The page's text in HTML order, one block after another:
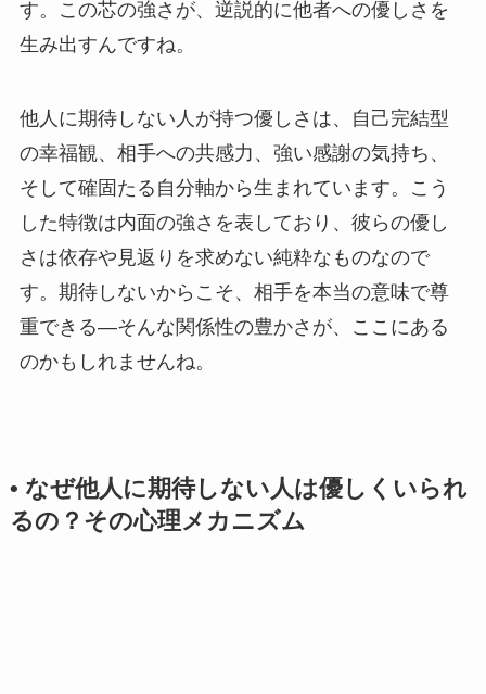
す。この芯の強さが、逆説的に他者への優しさを
生み出すんですね。
他人に期待しない人が持つ優しさは、自己完結型
の幸福観、相手への共感力、強い感謝の気持ち、
そして確固たる自分軸から生まれています。こう
した特徴は内面の強さを表しており、彼らの優し
さは依存や見返りを求めない純粋なものなので
す。期待しないからこそ、相手を本当の意味で尊
重できる—そんな関係性の豊かさが、ここにある
のかもしれませんね。
• なぜ他人に期待しない人は優しくいられ
るの？その心理メカニズム